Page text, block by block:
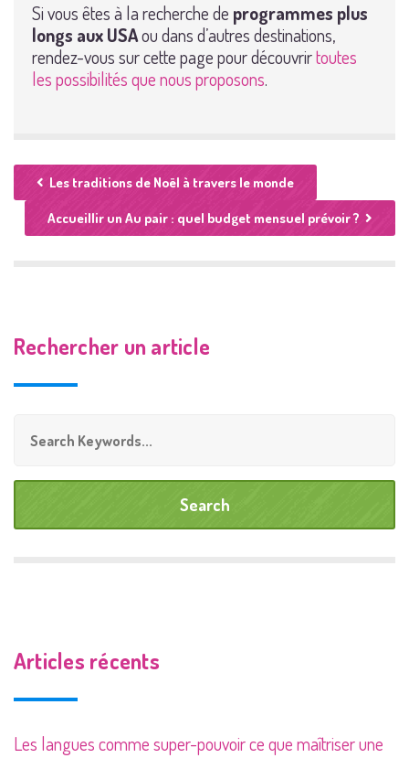
Si vous êtes à la recherche de programmes plus
longs aux USAou dans d’autres destinations,
rendez-vous sur cette page pour découvrirtoutes
les possibilités que nous proposons.
Les traditions de Noël à travers le monde
Accueillir un Au pair : quel budget mensuel prévoir ?
Rechercher un article
Articles récents
Les langues comme super-pouvoir ce que maîtriser une